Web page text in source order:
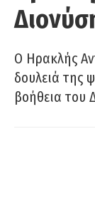
Ο Ηρακλής
δουλειά της
βοήθεια του